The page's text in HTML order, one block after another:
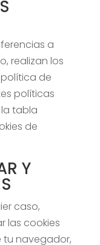
a
realizan los
de
políticas
tabla
de
Y
caso,
las cookies
navegador,